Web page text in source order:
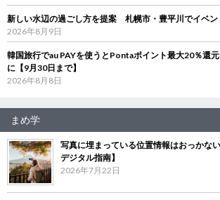
新しい水辺の過ごし方を提案 札幌市・豊平川でイベ
2026年8月9日
韓国旅行でau PAYを使うとPontaポイント最大20％還
に【9月30日まで】
2026年8月8日
まめ学
写真に埋まっている位置情報はおっかな
デジタル指南】
2026年7月22日